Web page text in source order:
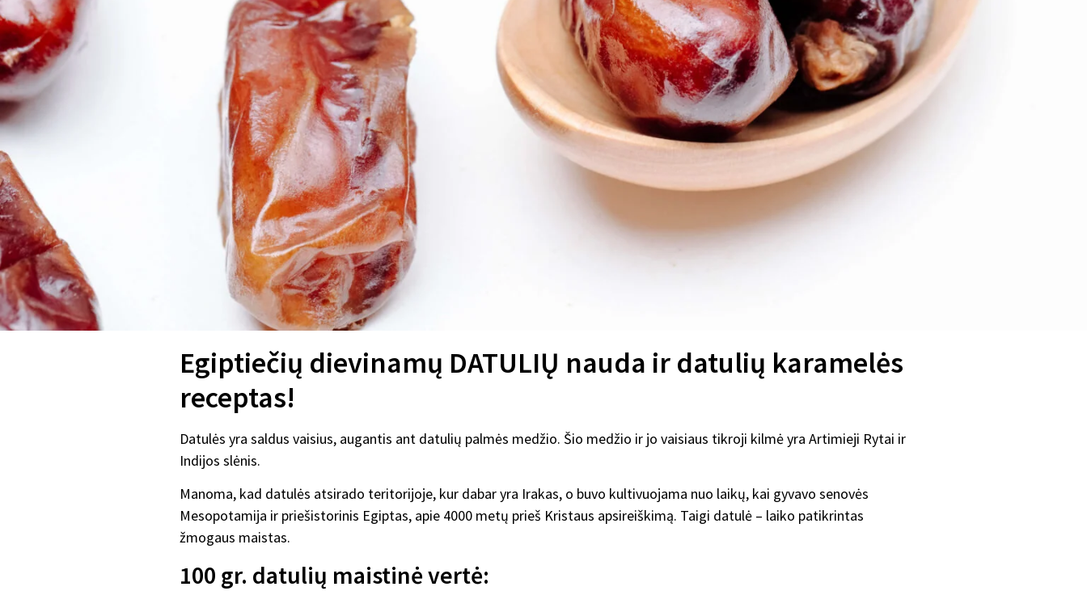
Egiptiečių dievinamų DATULIŲ nauda ir datulių karamelės
receptas!
Datulės yra saldus vaisius, augantis ant datulių palmės medžio. Šio medžio ir jo vaisiaus tikroji kilmė yra Artimieji Rytai ir
Indijos slėnis.
Manoma, kad datulės atsirado teritorijoje, kur dabar yra Irakas, o buvo kultivuojama nuo laikų, kai gyvavo senovės
Mesopotamija ir priešistorinis Egiptas, apie 4000 metų prieš Kristaus apsireiškimą. Taigi datulė – laiko patikrintas
žmogaus maistas.
100 gr. datulių maistinė vertė: